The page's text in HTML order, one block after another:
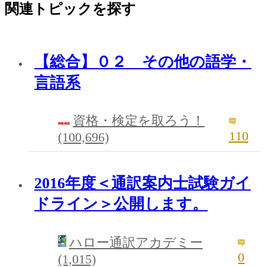
関連トピックを探す
【総合】０２ その他の語学・
言語系
資格・検定を取ろう！
(100,696)
110
2016年度＜通訳案内士試験ガイ
ドライン＞公開します。
ハロー通訳アカデミー
(1,015)
0